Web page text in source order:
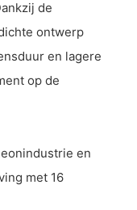
de
ontwerp
en lagere
op de
en
met 16